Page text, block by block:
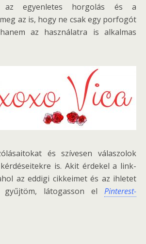
az egyenletes horgolás és a
az is, hogy ne csak egy porfogót
az használatra is alkalmas
és szívesen válaszolok
is. Akit érdekel a link-
az eddigi cikkeimet és az ihletet
látogasson el Pinterest-